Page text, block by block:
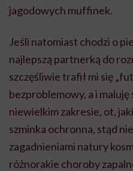
jagodowych muffinek.
Jeśli natomiast chodzi o
najlepszą partnerką do
szczęśliwie trafił mi się
bezproblemowy, a i
niewielkim zakresie, ot,
szminka ochronna, stąd
zagadnieniami natury
różnorakie choroby